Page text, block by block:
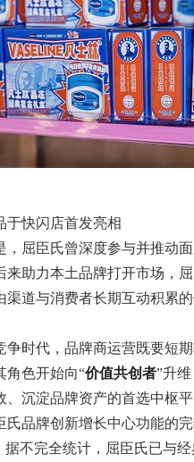
于快闪店首发亮相
，屈臣氏曾深度参与并推动
来助力本土品牌打开市场，
渠道与消费者长期互动积累
争时代，品牌商运营既要短
角色开始向“价值共创者”升
、沉淀品牌资产的首选中枢
氏品牌创新增长中心功能的
据不完全统计，屈臣氏已与